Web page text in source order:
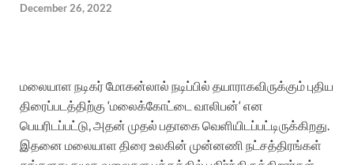
December 26, 2022
மலையாள நடிகர்மோகன்லால் நடிப்பில் தயாராகவிருக்கும்புதிய
திரைப்படத்திற்கு ‘மலைக்கோட்டை வாலிபன்‘என
பெயரிடப்பட்டு அதன் முதல் பதாகைவெளியிடப்பட்டிருக்கிறது
இதனை மலையாள திரைஉலகின் முன்னணி நட்சத்திரங்கள்